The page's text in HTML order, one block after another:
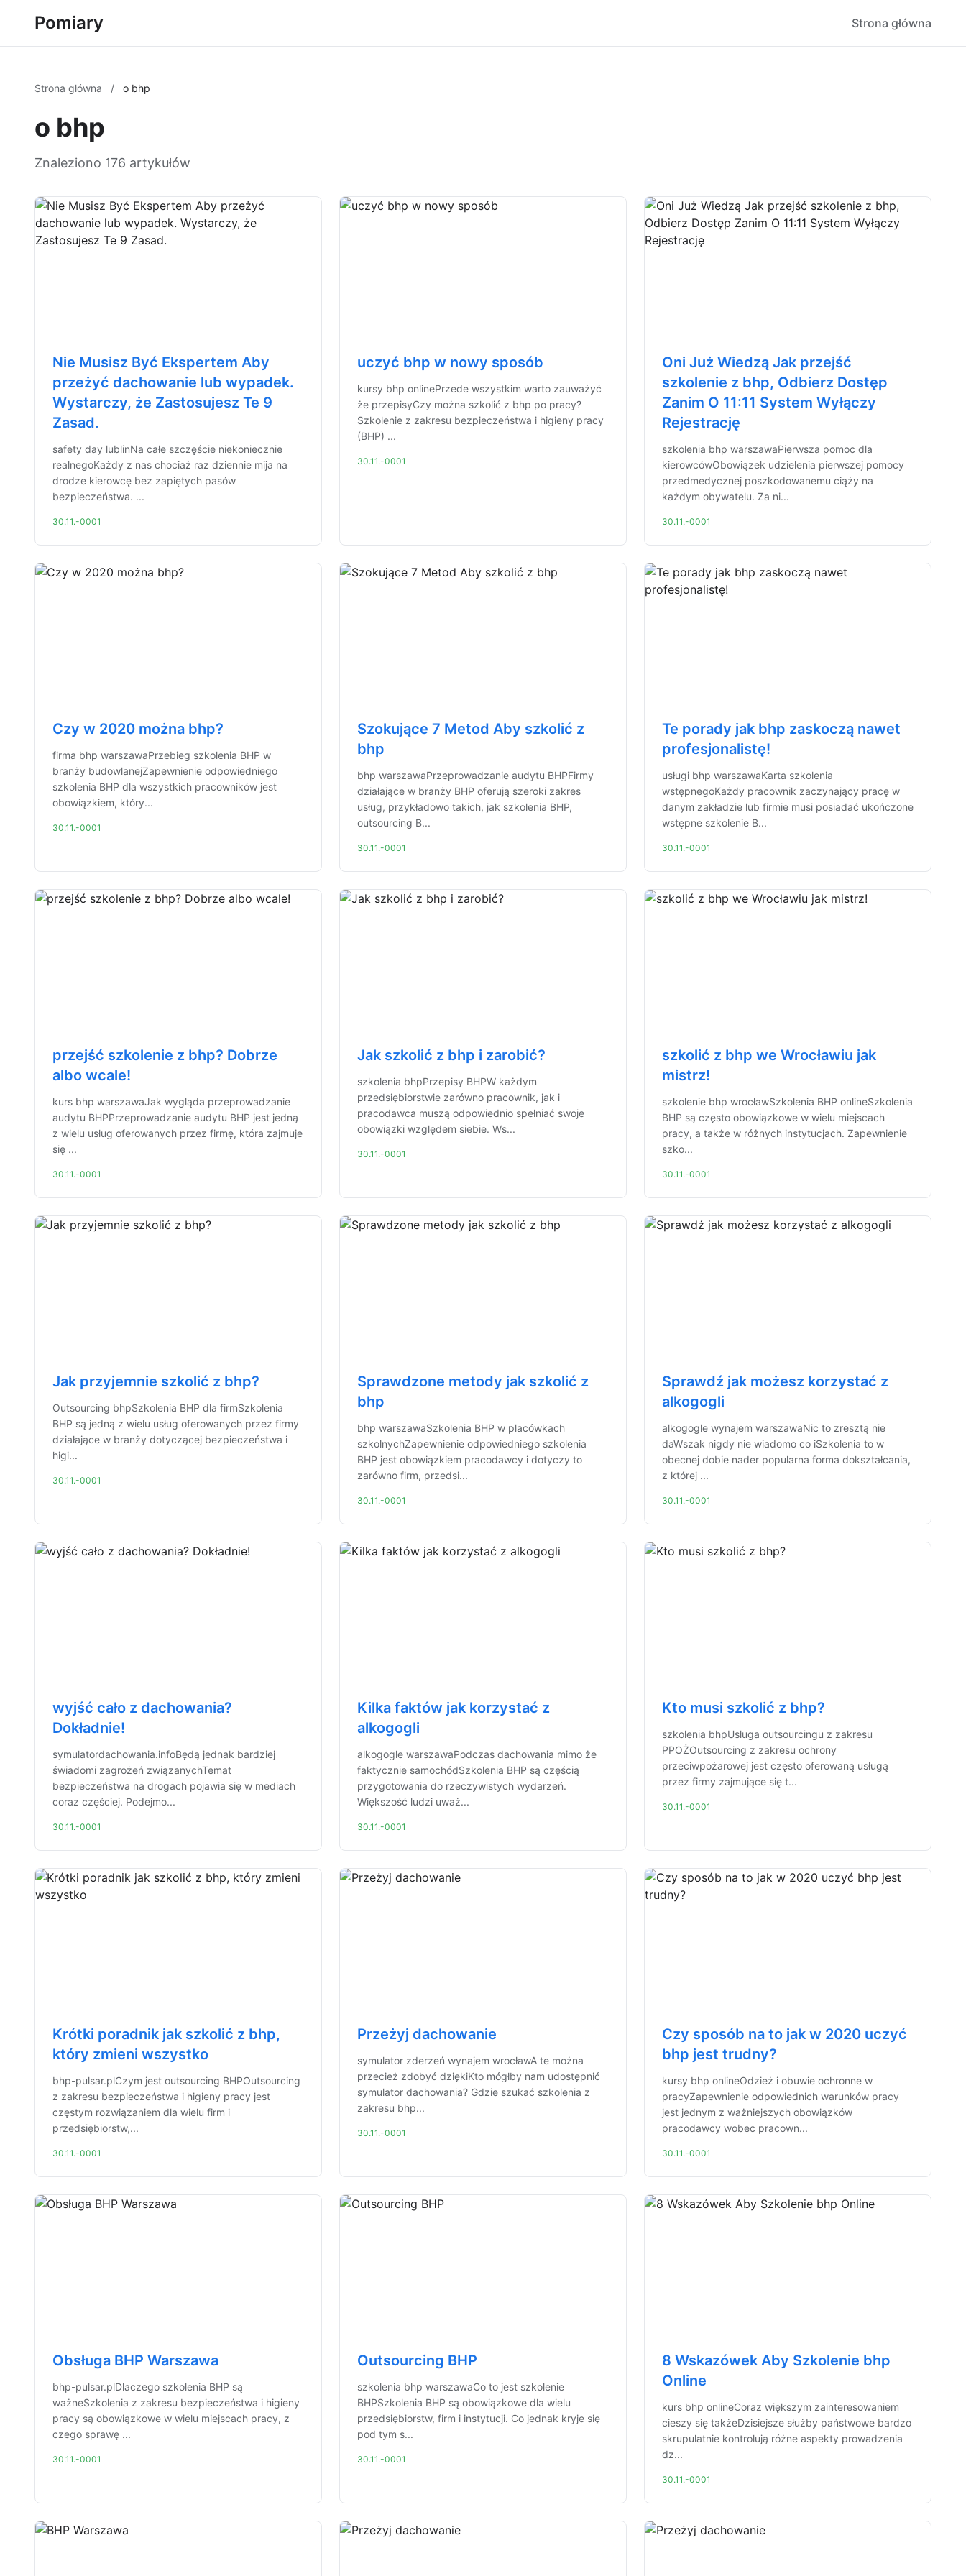
Pomiary Strona główna
Strona główna / o bhp
o bhp
Znaleziono 176 artykułów
Nie Musisz Być Ekspertem Aby
przeżyć dachowanie lub wypadek.
Wystarczy, że Zastosujesz Te 9
Zasad.
safety day lublinNa całe szczęście niekoniecznie
realnegoKażdy z nas chociaż raz dziennie mija na
drodze kierowcę bez zapiętych pasów
bezpieczeństwa. ...
30.11.-0001
uczyć bhp w nowy sposób
kursy bhp onlinePrzede wszystkim warto zauważyć
że przepisyCzy można szkolić z bhp po pracy?
Szkolenie z zakresu bezpieczeństwa i higieny pracy
(BHP) ...
30.11.-0001
Oni Już Wiedzą Jak przejść
szkolenie z bhp, Odbierz Dostęp
Zanim O 11:11 System Wyłączy
Rejestrację
szkolenia bhp warszawaPierwsza pomoc dla
kierowcówObowiązek udzielenia pierwszej pomocy
przedmedycznej poszkodowanemu ciąży na
każdym obywatelu. Za ni...
30.11.-0001
Czy w 2020 można bhp?
firma bhp warszawaPrzebieg szkolenia BHP w
branży budowlanejZapewnienie odpowiedniego
szkolenia BHP dla wszystkich pracowników jest
obowiązkiem, który...
30.11.-0001
Szokujące 7 Metod Aby szkolić z
bhp
bhp warszawaPrzeprowadzanie audytu BHPFirmy
działające w branży BHP oferują szeroki zakres
usług, przykładowo takich, jak szkolenia BHP,
outsourcing B...
30.11.-0001
Te porady jak bhp zaskoczą nawet
profesjonalistę!
usługi bhp warszawaKarta szkolenia
wstępnegoKażdy pracownik zaczynający pracę w
danym zakładzie lub firmie musi posiadać ukończone
wstępne szkolenie B...
30.11.-0001
przejść szkolenie z bhp? Dobrze
albo wcale!
kurs bhp warszawaJak wygląda przeprowadzanie
audytu BHPPrzeprowadzanie audytu BHP jest jedną
z wielu usług oferowanych przez firmę, która zajmuje
się ...
30.11.-0001
Jak szkolić z bhp i zarobić?
szkolenia bhpPrzepisy BHPW każdym
przedsiębiorstwie zarówno pracownik, jak i
pracodawca muszą odpowiednio spełniać swoje
obowiązki względem siebie. Ws...
30.11.-0001
szkolić z bhp we Wrocławiu jak
mistrz!
szkolenie bhp wrocławSzkolenia BHP onlineSzkolenia
BHP są często obowiązkowe w wielu miejscach
pracy, a także w różnych instytucjach. Zapewnienie
szko...
30.11.-0001
Jak przyjemnie szkolić z bhp?
Outsourcing bhpSzkolenia BHP dla firmSzkolenia
BHP są jedną z wielu usług oferowanych przez firmy
działające w branży dotyczącej bezpieczeństwa i
higi...
30.11.-0001
Sprawdzone metody jak szkolić z
bhp
bhp warszawaSzkolenia BHP w placówkach
szkolnychZapewnienie odpowiedniego szkolenia
BHP jest obowiązkiem pracodawcy i dotyczy to
zarówno firm, przedsi...
30.11.-0001
Sprawdź jak możesz korzystać z
alkogogli
alkogogle wynajem warszawaNic to zresztą nie
daWszak nigdy nie wiadomo co iSzkolenia to w
obecnej dobie nader popularna forma dokształcania,
z której ...
30.11.-0001
wyjść cało z dachowania?
Dokładnie!
symulatordachowania.infoBędą jednak bardziej
świadomi zagrożeń związanychTemat
bezpieczeństwa na drogach pojawia się w mediach
coraz częściej. Podejmo...
30.11.-0001
Kilka faktów jak korzystać z
alkogogli
alkogogle warszawaPodczas dachowania mimo że
faktycznie samochódSzkolenia BHP są częścią
przygotowania do rzeczywistych wydarzeń.
Większość ludzi uważ...
30.11.-0001
Kto musi szkolić z bhp?
szkolenia bhpUsługa outsourcingu z zakresu
PPOŻOutsourcing z zakresu ochrony
przeciwpożarowej jest często oferowaną usługą
przez firmy zajmujące się t...
30.11.-0001
Krótki poradnik jak szkolić z bhp,
który zmieni wszystko
bhp-pulsar.plCzym jest outsourcing BHPOutsourcing
z zakresu bezpieczeństwa i higieny pracy jest
częstym rozwiązaniem dla wielu firm i
przedsiębiorstw,...
30.11.-0001
Przeżyj dachowanie
symulator zderzeń wynajem wrocławA te można
przecież zdobyć dziękiKto mógłby nam udostępnić
symulator dachowania? Gdzie szukać szkolenia z
zakresu bhp...
30.11.-0001
Czy sposób na to jak w 2020 uczyć
bhp jest trudny?
kursy bhp onlineOdzież i obuwie ochronne w
pracyZapewnienie odpowiednich warunków pracy
jest jednym z ważniejszych obowiązków
pracodawcy wobec pracown...
30.11.-0001
Obsługa BHP Warszawa
bhp-pulsar.plDlaczego szkolenia BHP są
ważneSzkolenia z zakresu bezpieczeństwa i higieny
pracy są obowiązkowe w wielu miejscach pracy, z
czego sprawę ...
30.11.-0001
Outsourcing BHP
szkolenia bhp warszawaCo to jest szkolenie
BHPSzkolenia BHP są obowiązkowe dla wielu
przedsiębiorstw, firm i instytucji. Co jednak kryje się
pod tym s...
30.11.-0001
8 Wskazówek Aby Szkolenie bhp
Online
kurs bhp onlineCoraz większym zainteresowaniem
cieszy się takżeDzisiejsze służby państwowe bardzo
skrupulatnie kontrolują różne aspekty prowadzenia
dz...
30.11.-0001